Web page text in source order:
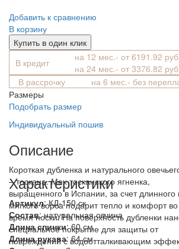
Добавить к сравнению
В корзину
Купить в один клик
В кредит
на 12 мес.- от 6191.92
на 24 мес.- от 3376.82
В рассрочку
на 6 мес.- без
Размеры
Подобрать размер
Индивидуальный пошив
Описание
Короткая дубленка и натурального
– тоскана. Мех тосканского ягненка,
выращенного в Испании, за счет длинного
мягкого ворса подарит тепло и комфорт во
время носки. На поверхность дубленки
специальное покрытие для защиты от
повреждений с водоотталкивающим
Характеристики
Артикул: КД-150 ск
Состав:натуральная овчина
Длина спинки: 60 см
Длина рукава: 64 см